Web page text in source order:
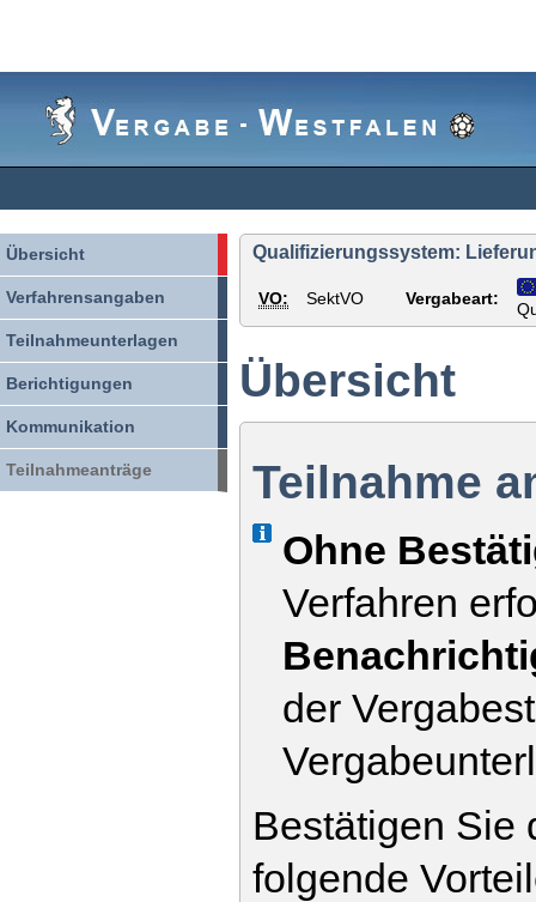
Übersicht
Verfahrensangaben
Teilnahmeunterlagen
Berichtigungen
Kommunikation
Teilnahmeanträge
Qualifizierungssystem:
VO: SektVO Vergabeart:
Übersicht
Teilnahme
Info
Ohne
Verfahren
der
Bestätigen Sie
folgende